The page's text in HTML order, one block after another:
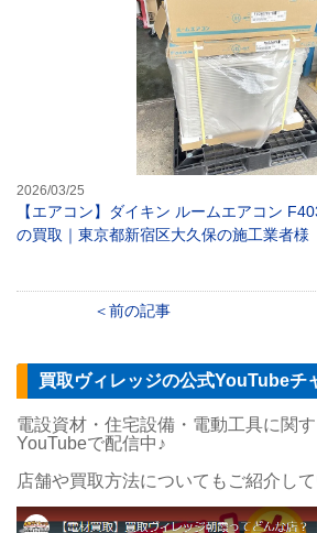
2026/03/25
【エアコン】ダイキン ルームエアコン
の買取｜東京都新宿区大久保の施工業者様
前の記事
買取ヴィレッジの公式YouTubeチ
電設資材・住宅設備・電動工具に関
YouTubeで配信中♪
店舗や買取方法についてもご紹介して